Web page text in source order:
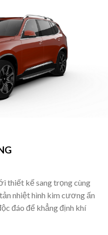
thiết kế sang trọng cùng
nhiệt hình kim cương ấn
đáo để khẳng định khí